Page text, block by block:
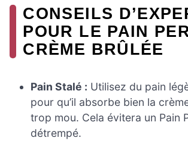
CONSEILS
POUR LE PAIN
CRÈME BRÛLÉE
Pain Stalé : Utilisez du pain
pour qu’il absorbe bien la
trop mou. Cela évitera un Pain
détrempé.